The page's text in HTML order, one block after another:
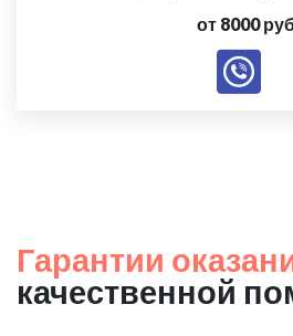
от 8000
Гарантии
качественной